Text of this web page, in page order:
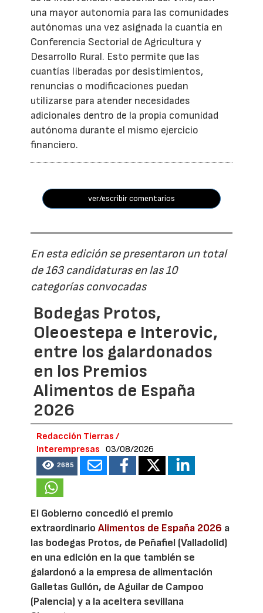
una mayor autonomía para las comunidades
autónomas una vez asignada la cuantía en
Conferencia Sectorial de Agricultura y
Desarrollo Rural. Esto permite que las
cuantías liberadas por desistimientos,
renuncias o modificaciones puedan
utilizarse para atender necesidades
adicionales dentro de la propia comunidad
autónoma durante el mismo ejercicio
financiero.
ver/escribir comentarios
En esta edición se presentaron un total
de 163 candidaturas en las 10
categorías convocadas
Bodegas Protos,
Oleoestepa e Interovic,
entre los galardonados
en los Premios
Alimentos de España
2026
Redacción Tierras /
Interempresas
03/08/2026
2685
El Gobierno concedió el premio
extraordinarioAlimentos de España 2026 a
las bodegas Protos, de Peñafiel (Valladolid)
en una edición en la que también se
galardonó a la empresa de alimentación
Galletas Gullón, de Aguilar de Campoo
(Palencia) y a la aceitera sevillana